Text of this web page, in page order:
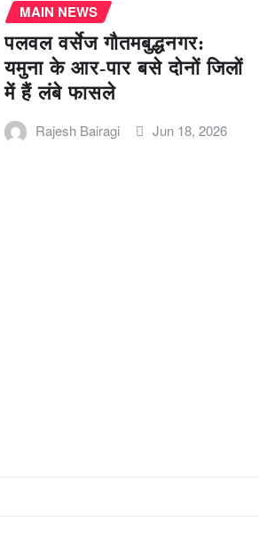
MAIN NEWS
पलवल वर्सेज गौतमबुद्धनगर:
यमुना के आर-पार बसे दोनों जिलों
में हैं लंबे फासले
Rajesh Bairagi Jun 18, 2026